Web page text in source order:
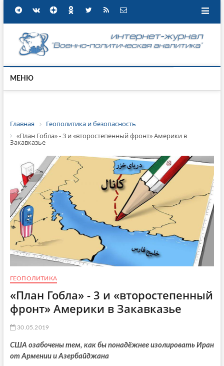
МЕНЮ
Главная
Геополитика и безопасность
«План Гобла» - 3 и «второстепенный фронт» Америки в
Закавказье
ГЕОПОЛИТИКА
«План Гобла» - 3 и «второстепенный
фронт» Америки в Закавказье
30.05.2019
США озабочены тем, как бы понадёжнее изолировать Иран
от Армении и Азербайджана